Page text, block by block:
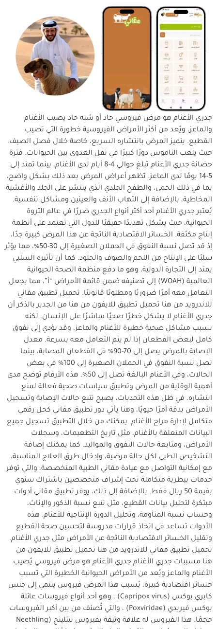
جدري الأغنام هو مرض فيروسي حاد أو شبه حاد يصيب الأغنام
والماعز، ويُعد من أكثر الأمراض الفيروسية خطورة التي تصيب
القطيع. يتميز المرض بانتشاره السريع، خاصة خلال فصل الصيف،
حيث يلعب الناموس دورًا كبيرًا في نقل العدوى بين الحيوانات. فترة
حضانة جدري الأغنام تبلغ حوالي 4-8 أيام لدى الأغنام، بينما تمتد إلى
5-14 يومًا لدى الماعز. تظهر أعراض المرض بعد ذلك بشكل واضح،
بما في ذلك الحمى، والطفح الجلدي الذي ينتشر على الجلد والأغشية
المخاطية، بالإضافة إلى التهاب الأنف والعينين ومشاكل تنفسية.
يُعتبر جدري الأغنام أحد أكثر أنواع الجدري ضررًا في عالم الثروة
الحيوانية، حيث يشكل تهديدًا حقيقيًا للدول التي تعتمد على أنظمة
إنتاج مكثفة. الخسائر الاقتصادية الناتجة عن هذا المرض كبيرة جدًا،
إذ قد تصل نسبة النفوق في الحملان الصغيرة إلى 30-50%، مما يؤثر
سلبًا على الإنتاج من اللحم والصوف والجلود. كما أن تأثيره السلبي
يمتد إلى التجارة الدولية، وهو ما دفع منظمة الصحة الحيوانية
العالمية (WOAH) إلى تصنيفه ضمن قائمة الأمراض “أ”، مما يجعل
التعامل معه أمرًا ضروريًا ومطلوبًا قانونيًا. تحميل تطبيق مقاني
للاندرويد من هنا تحميل تطبيق للايفون من هنا من الجدير بالذكر أن
جدري الأغنام لا يشكل خطرًا صحيًا مباشرًا على الإنسان، لكنه
يسبب مشاكل صحية خطيرة للأغنام والماعز، وقد يؤدي إلى نفوق
كامل لبعض القطعان إذا لم يتم التعامل معه بسرعة. معدل
الإصابة بالمرض يصل إلى 70-90% في القطعان المصابة، بينما
تصل نسبة النفوق في الحملان الصغيرة إلى 100% في بعض
الحالات، وفي الأغنام البالغة تصل إلى 50%. هذه الأرقام توضح مدى
أهمية الوقاية من المرض وتطبيق سياسات صحية فعالة لمنع
انتشاره. في ظل هذه التحديات، يصبح تتبع حالات الإصابة وتسجيل
الأمراض بدقة أمرًا حيويًا، وهنا يأتي دور تطبيق مقاني كحل رقمي
متكامل لإدارة مراح الأغنام. يمكنك من خلال التطبيق تسجيل جميع
البيانات المتعلقة بالأغنام، مثل تاريخ التطعيمات، وسجلات
الأمراض، ومتابعة حالات النفوق والمواليد. كما يمكنك إضافة
التشخيص الطبي لكل حالة مرضية، وإدخال طرق العلاج المناسبة،
مع إمكانية التواصل مع عيادة مقاني الطبية المتخصصة، والتي توفر
خدمات بيطرية متكاملة تحت إشراف متخصصين باشتراك سنوي
بقيمة 50 ريال فقط. بالإضافة إلى ذلك، يوفر تطبيق مقاني أدوات
مبتكرة لتحليل بيانات القطيع، مثل تتبع نسبة الذكور والإناث،
وحساب نسبة المتآومة، وتحليل الدورة الإنتاجية للأغنام. هذه
الأدوات تساعد في اتخاذ قرارات مدروسة لتحسين صحة القطيع
وتقليل الخسائر الاقتصادية الناتجة عن الأمراض مثل جدري الأغنام.
تحميل تطبيق مقاني للاندرويد من هنا تحميل تطبيق للايفون من
هنا مسببات جدري الأغنام جدري الأغنام هو مرض فيروسي يُصيب
الأغنام والماعز ويُعد من الأمراض الحيوانية الخطيرة التي تسبب
خسائر اقتصادية كبيرة. يُسبب هذا المرض فيروس ينتمي إلى جنس
كابري بوكس (Capripox virus) ، وهو أحد أنواع فيروسات عائلة
بوكس فيريدي (Poxviridae) ، والتي تُصنف من بين أكبر الفيروسات
حجمًا. هذا الفيروس له علاقة وثيقة بفيروس نيثلينج (Neethling